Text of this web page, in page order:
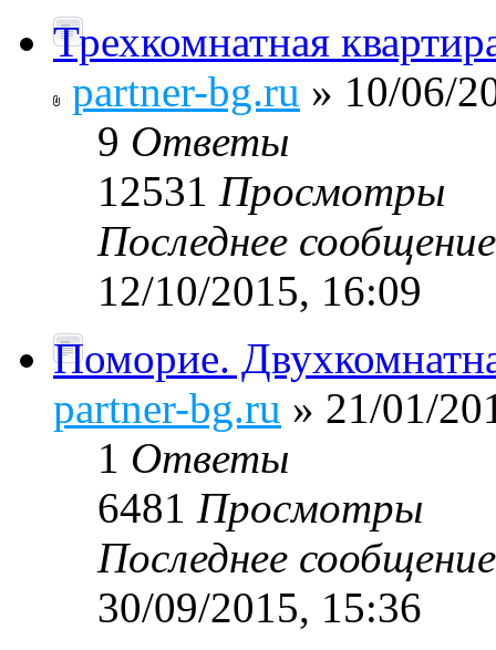
Трехкомнатная
partner-bg.ru » 10/06/
9 Ответы
12531 Просмотры
Последнее
12/10/2015, 16:09
Поморие.
partner-bg.ru » 21/01/
1 Ответы
6481 Просмотры
Последнее
30/09/2015, 15:36